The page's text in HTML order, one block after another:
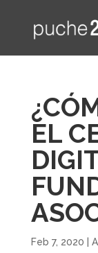
EL
Feb 7, 2020